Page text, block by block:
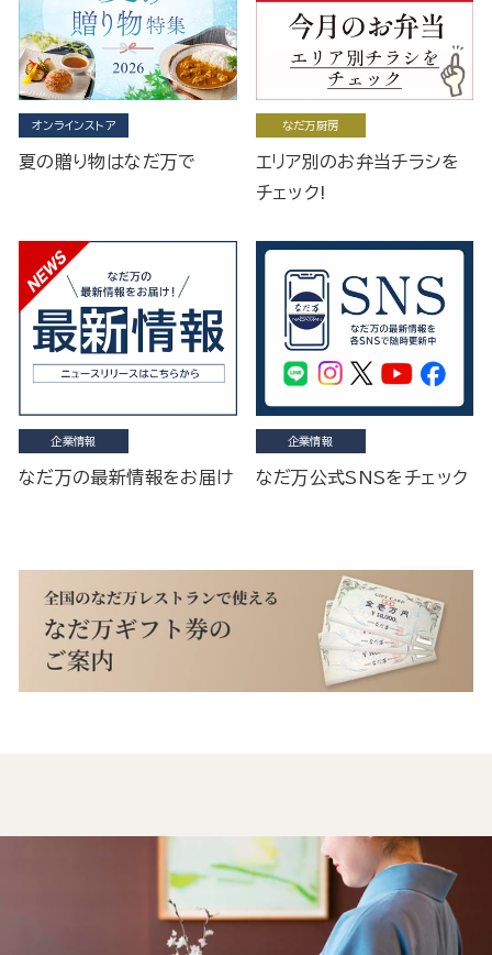
オンラインストア
夏の贈り物はなだ万で
なだ万厨房
エリア別のお弁当チラシを
チェック!
企業情報
なだ万の最新情報をお届け
企業情報
なだ万公式SNSをチェック